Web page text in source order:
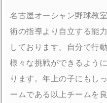
名古屋オーシャン野球教
術の指導より自立する能
しております。自分で行
様々な挑戦ができるよう
ります。年上の子にもし
ームである以上チームを